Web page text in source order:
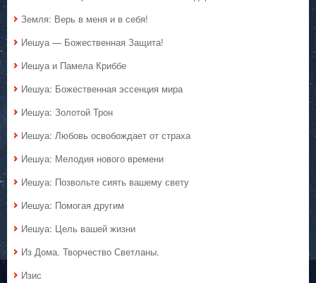
Земля: Верь в меня и в себя!
Иешуа — Божественная Защита!
Иешуа и Памела Криббе
Иешуа: Божественная эссенция мира
Иешуа: Золотой Трон
Иешуа: Любовь освобождает от страха
Иешуа: Мелодия нового времени
Иешуа: Позвольте сиять вашему свету
Иешуа: Помогая другим
Иешуа: Цель вашей жизни
Из Дома. Творчество Светланы.
Изис